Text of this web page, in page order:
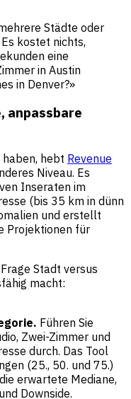
Städte oder
kostet nichts,
eine
in Austin
in Denver?»
anpassbare
hebt Revenue
Niveau. Es
Inseraten im
(bis 35 km in dünn
und erstellt
Projektionen für
Stadt versus
macht:
Führen Sie
Zwei-Zimmer und
durch. Das Tool
(25., 50. und 75.)
erwartete Mediane,
Downside.